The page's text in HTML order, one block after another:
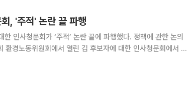
, '주적' 논란 끝 파행
인사청문회가 ‘주적’ 논란 끝에 파행했다. 정책에 관한 논의
성, 고용정책 전문성 부재 등이 쟁